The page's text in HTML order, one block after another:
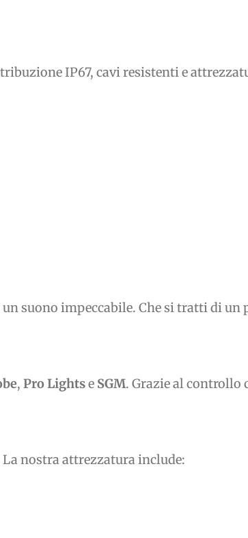
IP67, cavi resistenti e
suono impeccabile. Che si tratti di un
, Pro Lightse SGM. Grazie al controllo
nostra attrezzatura include: